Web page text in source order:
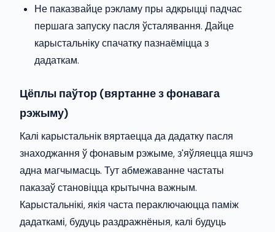
Не паказвайце рэкламу пры адкрыцці падчас
першага запуску пасля ўсталявання. Дайце
карыстальніку спачатку пазнаёміцца з
дадаткам.
Цёплы паўтор (вяртанне з фонавага
рэжыму)
Калі карыстальнік вяртаецца да дадатку пасля
знаходжання ў фонавым рэжыме, з'яўляецца яшчэ
адна магчымасць. Тут абмежаванне частаты
паказаў становіцца крытычна важным.
Карыстальнікі, якія часта пераключаюцца паміж
дадаткамі, будуць раздражнёныя, калі будуць